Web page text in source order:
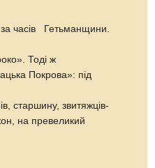
часів Гетьманщини.
Тоді ж
Покрова»: під
старшину, звитяжців-
на превеликий